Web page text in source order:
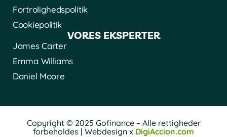
Fortrolighedspolitik
Cookiepolitik
VORES EKSPERTER
James Carter
Emma Williams
Daniel Moore
Copyright © 2025 Gofinance – Alle rettigheder
forbeholdes | Webdesign x DigiAccion.com